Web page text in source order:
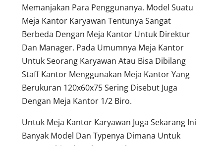
Memanjakan Para Penggunanya. Model Suatu
Meja Kantor Karyawan Tentunya Sangat
Berbeda Dengan Meja Kantor Untuk Direktur
Dan Manager. Pada Umumnya Meja Kantor
Untuk Seorang Karyawan Atau Bisa Dibilang
Staff Kantor Menggunakan Meja Kantor Yang
Berukuran 120x60x75 Sering Disebut Juga
Dengan Meja Kantor 1/2 Biro.
Untuk Meja Kantor Karyawan Juga Sekarang Ini
Banyak Model Dan Typenya Dimana Untuk